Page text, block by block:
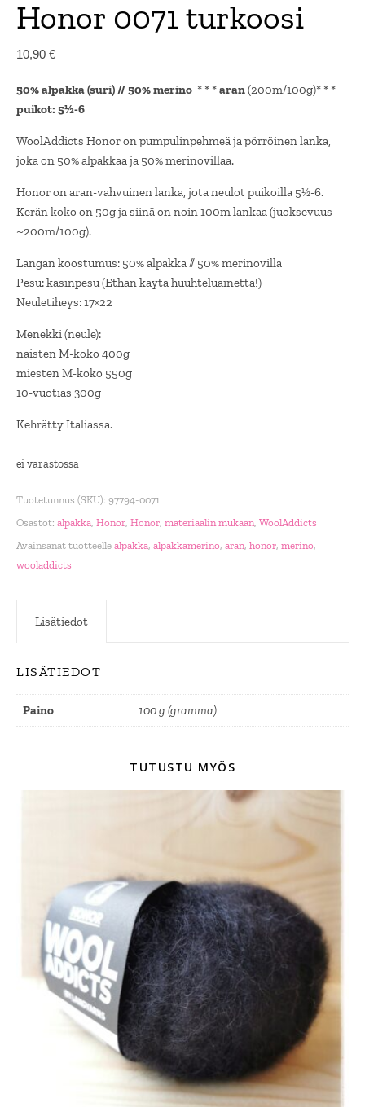
Honor 0071 turkoosi
10,90 €
50% alpakka (suri) // 50% merino * * *aran(200m/100g)* * *
puikot: 5½-6
WoolAddicts Honor on pumpulinpehmeä ja pörröinen lanka,
joka on 50% alpakkaa ja 50% merinovillaa.
Honor on aran-vahvuinen lanka, jota neulot puikoilla 5½-6.
Kerän koko on 50g ja siinä on noin 100m lankaa (juoksevuus
~200m/100g).
Langan koostumus: 50% alpakka // 50% merinovilla
Pesu: käsinpesu (Ethän käytä huuhteluainetta!)
Neuletiheys: 17×22
Menekki (neule):
naisten M-koko 400g
miesten M-koko 550g
10-vuotias 300g
Kehrätty Italiassa.
ei varastossa
Tuotetunnus (SKU): 97794-0071
Osastot: alpakka, Honor, Honor, materiaalin mukaan, WoolAddicts
Avainsanat tuotteelle alpakka, alpakkamerino, aran, honor, merino,
wooladdicts
Lisätiedot
LISÄTIEDOT
Paino 100 g (gramma)
TUTUSTU MYÖS